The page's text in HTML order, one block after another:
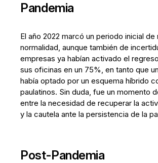
Pandemia
El año 2022 marcó un periodo inicial de
normalidad, aunque también de
empresas ya habían activado el
sus oficinas en un 75%, en tanto que
había optado por un esquema híbrido
paulatinos. Sin duda, fue un momento
entre la necesidad de recuperar la
y la cautela ante la persistencia de la
Post-Pandemia